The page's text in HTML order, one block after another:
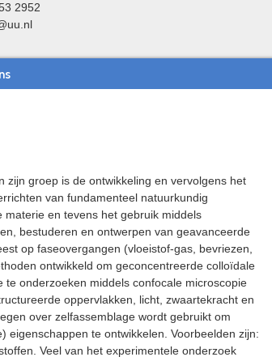
2952
zijn groep is de ontwikkeling en vervolgens het
van fundamenteel natuurkundig
en tevens het gebruik middels
bestuderen en ontwerpen van geavanceerde
op faseovergangen (vloeistof-gas, bevriezen,
ontwikkeld om geconcentreerde colloïdale
onderzoeken middels confocale microscopie
oppervlakken, licht, zwaartekracht en
over zelfassemblage wordt gebruikt om
eigenschappen te ontwikkelen. Voorbeelden zijn:
Veel van het experimentele onderzoek